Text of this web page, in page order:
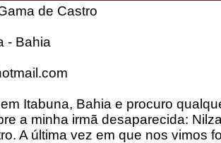
de Castro
- Bahia
Itabuna, Bahia e procuro
a minha irmã desaparecida:
A última vez em que nos vimos